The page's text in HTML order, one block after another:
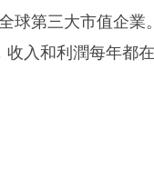
球第三大市值企
入和利潤每年都